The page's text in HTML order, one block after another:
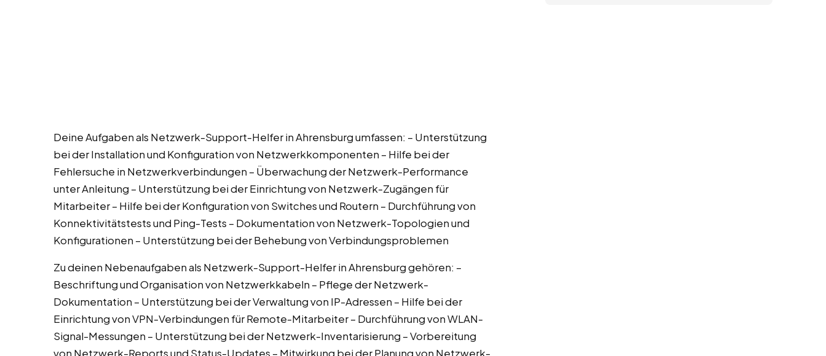
Deine Aufgaben als Netzwerk-Support-Helfer in Ahrensburg umfassen: – Unterstützung
bei der Installation und Konfiguration von Netzwerkkomponenten – Hilfe bei der
Fehlersuche in Netzwerkverbindungen – Überwachung der Netzwerk-Performance
unter Anleitung – Unterstützung bei der Einrichtung von Netzwerk-Zugängen für
Mitarbeiter – Hilfe bei der Konfiguration von Switches und Routern – Durchführung von
Konnektivitätstests und Ping-Tests – Dokumentation von Netzwerk-Topologien und
Konfigurationen – Unterstützung bei der Behebung von Verbindungsproblemen
Zu deinen Nebenaufgaben als Netzwerk-Support-Helfer in Ahrensburg gehören: –
Beschriftung und Organisation von Netzwerkkabeln – Pflege der Netzwerk-
Dokumentation – Unterstützung bei der Verwaltung von IP-Adressen – Hilfe bei der
Einrichtung von VPN-Verbindungen für Remote-Mitarbeiter – Durchführung von WLAN-
Signal-Messungen – Unterstützung bei der Netzwerk-Inventarisierung – Vorbereitung
von Netzwerk-Reports und Status-Updates – Mitwirkung bei der Planung von Netzwerk-